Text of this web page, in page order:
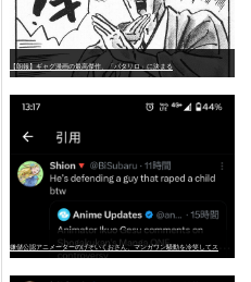
【朗報】ギャグ漫画の最高傑作、「パタリロ」に決まる